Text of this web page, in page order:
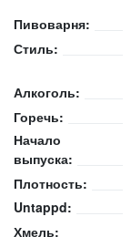
Пивоварня:
Стиль:
Алкоголь:
Горечь:
Начало
выпуска:
Плотность:
Untappd:
Хмель: